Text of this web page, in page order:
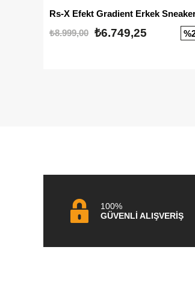
Rs-X Efekt Gradient Erkek
₺8.999,00 ₺6.749,25
100%
GÜVENLİ ALIŞVERİŞ